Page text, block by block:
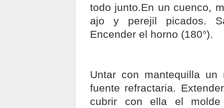
todo junto.En un cuenco,
ajo y perejil picados.
Encender el horno (180°).
Untar con mantequilla
fuente refractaria.
cubrir con ella el